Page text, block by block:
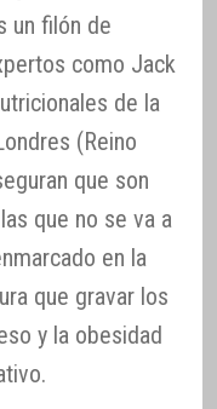
un filón de
como Jack
de la
(Reino
que son
que no se va a
en la
que gravar los
y la obesidad